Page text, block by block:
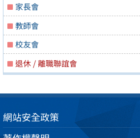
家長會
教師會
校友會
退休 / 離職聯誼會
網站安全政策